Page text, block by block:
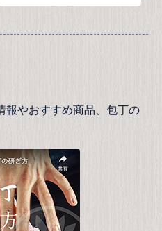
報やおすすめ商品、包丁の